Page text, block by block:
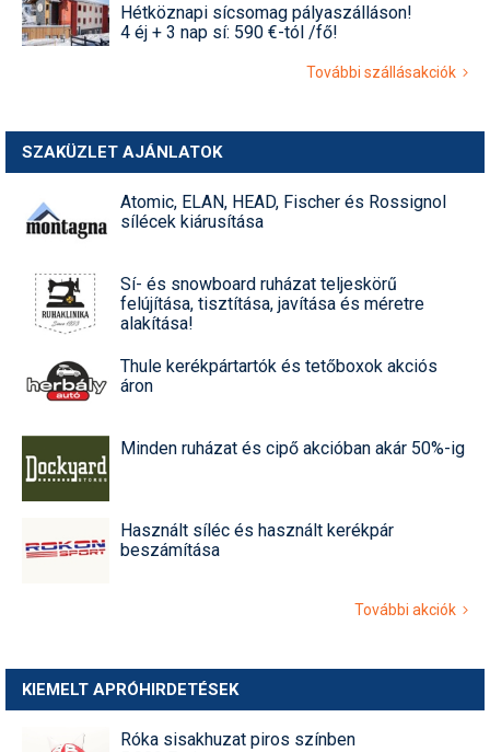
Hétköznapi sícsomag pályaszálláson!
4 éj + 3 nap sí: 590 €-tól /fő!
További szállásakciók
SZAKÜZLET AJÁNLATOK
Atomic, ELAN, HEAD, Fischer és Rossignol
sílécek kiárusítása
Sí- és snowboard ruházat teljeskörű
felújítása, tisztítása, javítása és méretre
alakítása!
Thule kerékpártartók és tetőboxok akciós
áron
Minden ruházat és cipő akcióban akár 50%-ig
Használt síléc és használt kerékpár
beszámítása
További akciók
KIEMELT APRÓHIRDETÉSEK
Róka sisakhuzat piros színben